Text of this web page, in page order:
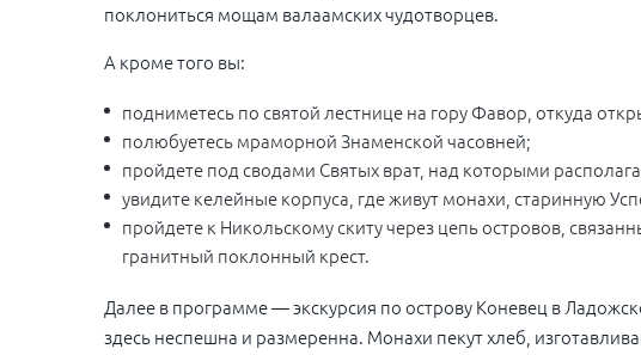
поклониться мощам валаамских чудотворцев.
А кроме того вы:
подниметесь по святой лестнице на гору Фавор, откуда
полюбуетесь мраморной Знаменской часовней;
пройдете под сводами Святых врат, над которыми
увидите келейные корпуса, где живут монахи, старинную
пройдете к Никольскому скиту через цепь островов,
гранитный поклонный крест.
Далее в программе — экскурсия по острову Коневец в
здесь неспешна и размеренна. Монахи пекут хлеб,